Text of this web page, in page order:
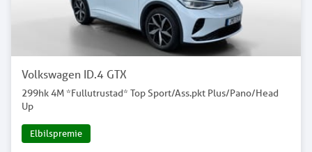
Volkswagen ID.4 GTX
299hk 4M *Fullutrustad* Top Sport/Ass.pkt Plus/Pano/Head
Up
Elbilspremie